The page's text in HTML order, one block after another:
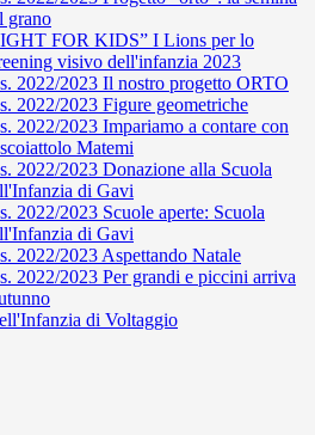
grano
FOR KIDS” I Lions per lo
visivo dell'infanzia 2023
2022/2023 Il nostro progetto ORTO
2022/2023 Figure geometriche
2022/2023 Impariamo a contare con
Matemi
2022/2023 Donazione alla Scuola
di Gavi
2022/2023 Scuole aperte: Scuola
di Gavi
2022/2023 Aspettando Natale
2022/2023 Per grandi e piccini arriva
di Voltaggio